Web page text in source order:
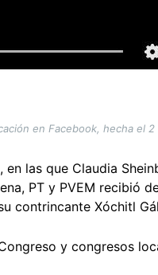
en Facebook, hecha el
en las que Claudia
PT y PVEM recibió
Xóchitl
y congresos